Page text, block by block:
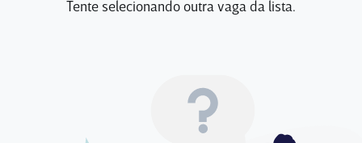
Tente selecionando outra vaga da lista.